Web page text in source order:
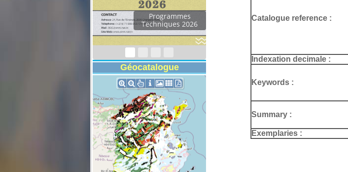
Programmes
Techniques 2026
Géocatalogue
Catalogue reference :
Indexation decimale :
Keywords :
Summary :
Exemplaries :